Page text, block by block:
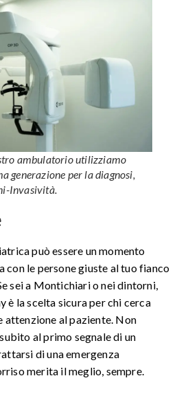
ambulatorio utilizziamo
generazione per la diagnosi,
Invasività.
può essere un momento
le persone giuste al tuo fianco
sei a Montichiari o nei dintorni,
è la scelta sicura per chi cerca
attenzione al paziente. Non
al primo segnale di un
di una emergenza
merita il meglio, sempre.